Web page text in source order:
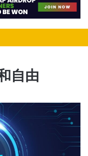
自由